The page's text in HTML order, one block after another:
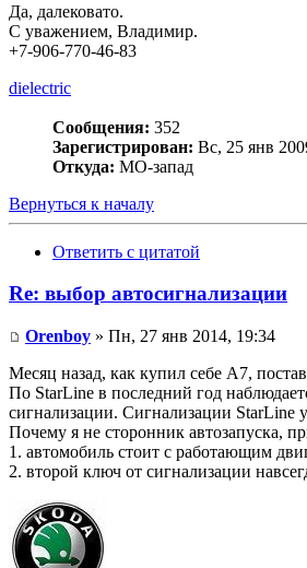
Да, далековато.
С уважением, Владимир.
+7-906-770-46-83
dielectric
Сообщения: 352
Зарегистрирован: Вс, 25 янв
Откуда: МО-запад
Вернуться к началу
Ответить с цитатой
Re: выбор автосигнализации
Orenboy » Пн, 27 янв 2014, 19:34
Месяц назад, как купил себе А7,
По StarLine в последний год
сигнализации. Сигнализации StarLine
Почему я не сторонник автозапуска,
1. автомобиль стоит с работающим
2. второй ключ от сигнализации